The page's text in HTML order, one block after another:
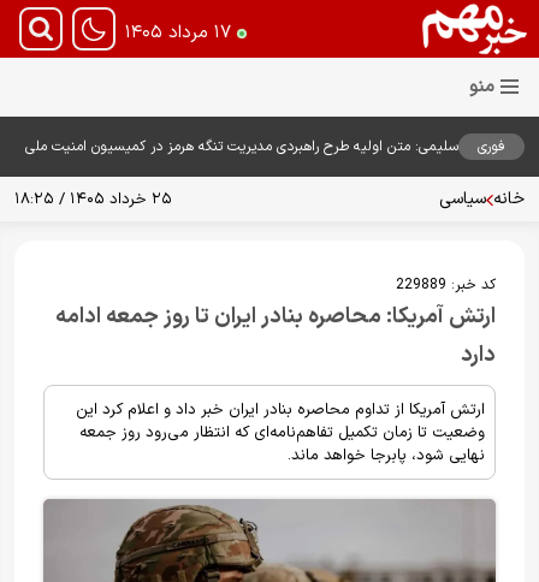
۱۷ مرداد ۱۴۰۵
فوری
سلیمی: متن اولیه طرح راهبردی مدیریت تنگه هرمز در کمیسیون امنیت ملی
خانه سیاسی ۲۵ خرداد ۱۴۰۵ / ۱۸:۲۵
کد خبر: 229889
ارتش آمریکا: محاصره بنادر ایران تا روز جمعه ادامه
دارد
ارتش آمریکا از تداوم محاصره بنادر ایران خبر داد و اعلام کرد این
وضعیت تا زمان تکمیل تفاهم‌نامه‌ای که انتظار می‌رود روز جمعه
نهایی شود، پابرجا خواهد ماند.